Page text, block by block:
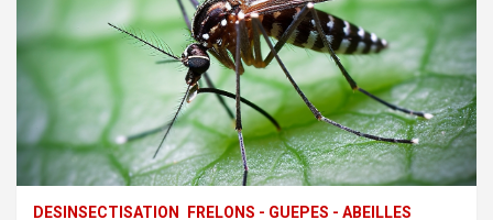
DESINSECTISATION FRELONS - GUEPES - ABEILLES